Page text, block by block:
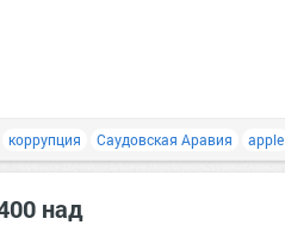
коррупция Саудовская Аравия apple
над